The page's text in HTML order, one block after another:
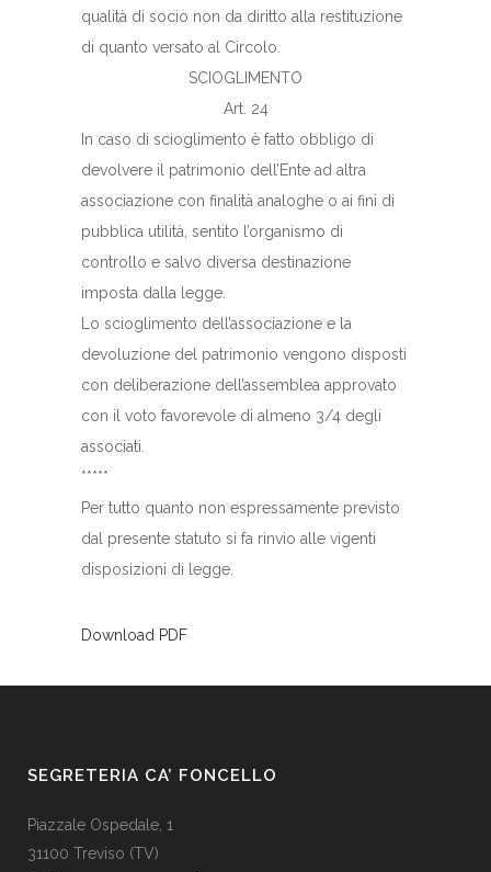
qualità di socio non da diritto alla restituzione
di quanto versato al Circolo.
SCIOGLIMENTO
Art. 24
In caso di scioglimento è fatto obbligo di
devolvere il patrimonio dell’Ente ad altra
associazione con finalità analoghe o ai fini di
pubblica utilità, sentito l’organismo di
controllo e salvo diversa destinazione
imposta dalla legge.
Lo scioglimento dell’associazione e la
devoluzione del patrimonio vengono disposti
con deliberazione dell’assemblea approvato
con il voto favorevole di almeno 3/4 degli
associati.
*****
Per tutto quanto non espressamente previsto
dal presente statuto si fa rinvio alle vigenti
disposizioni di legge.
Download PDF
SEGRETERIA CA’ FONCELLO
Piazzale Ospedale, 1
31100 Treviso (TV)